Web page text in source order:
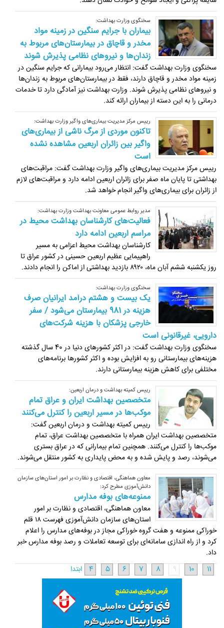
سخنگوی وزارت بهداشت:
بیماران با جرایم سنگین در زمینه مواد
مخدر و قاچاق در بیمارستان‌های مربوط به
زندان‌ها و نیروهای نظامی پذیرش شوند
سخنگوی وزارت بهداشت گفت: انتظار می‌رود ‏بیمارانی که جرایم سنگین در
زمینه مواد مخدر و قاچاق دارند، فقط در بیمارستان‌های مربوط به زندان‌ها
و نیروهای نظامی پذیرش ‏شوند. وزارت بهداشت نیز آمادگی دارد تا خدمات
درمانی را به این دسته از بیماران ارائه کند.‏
رییس مرکز مدیریت بیماری‌های واگیر وزارت بهداشت:
تاکنون موردی از مرگ ناشی از بیماری‌های
واگیر بین زائران اربعین مشاهده نشده
است
رییس مرکز مدیریت بیماری‌های واگیر وزارت بهداشت گفت: مراقبت‌های
بهداشتی تا پایان ماه صفر برای زائران اربعین ادامه دارد و مراقبت‌های لازم
از زائران برای بیماری‌های واگیر انجام خواهد شد.
مدیر روابط عمومی معاونت بهداشت وزارت بهداشت:
فعالیت‌های کارشناسان بهداشت محیط در
مراسم اربعین ادامه دارد
کارشناسان بهداشت محیط اعزامی به مسیر
راهپیمایی عظیم اربعین حسینی در کشور عراق تا
روز یکشنبه ششم آبان ماه، ۸۹۲۰ بازدید بهداشتی از اماکن را انجام دادند.
سخنگوی وزارت بهداشت:
یک بیست و هشتم درآمد ایرانیان صرف
هزینه در 981 بیمارستان می‌شود / سفر
خارجی پزشکان با هزینه شرکت‌های
دارویی، غیرقانونی است
سخنگوی وزارت بهداشت گفت: در اکثر کشورهای دنیا در 40 سال گذشته
هزینه‌های بیمارستانی رو به افزایش بوده و ‏اکثر کشورها برنامه‌های
مختلفی برای کاهش هزینه بیمارستانی دارند.‏
رییس کمیته بهداشت و درمان اربعین:
متخصصین بهداشت ایران و عراق تمام
موکب‌ها در مسیر اربعین را کنترل می‌کنند
رییس کمیته بهداشت و درمان اربعین گفت:
متخصصین بهداشت ایران همراه با متخصصین بهداشت عراق، تمام
موکب‌ها را کنترل می‌کنند. همچنین تمام بیمارانی که در عراق بستری
می‌شوند، رصد و پایش شده و به محض پایداری به کشور منتقل می‌شوند.
معاون هماهنگی، اقتصادی و نظارت بر امور استان‌های سازمان
دانش‌آموزی مطرح کرد:
ممنوعه‌های بوفه مدارس
معاون هماهنگی، اقتصادی و نظارت بر امور
استان‌های سازمان دانش‌آموزی فهرست ۱۸ قلم
خوراکی ممنوعه و هفت گروه خوراکی مجاز در بوفه‌های مدارس را اعلام
کرد و از راه اندازی سامانه‌ای برای توسعه تعاملات و رصد بوفه مدارس خبر
داد.
4
5 6 7 8 9 10 11 ابتدا